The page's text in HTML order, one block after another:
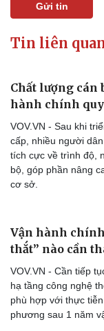
Gửi tin
Tin liên
Chất lượng
hành chính
VOV.VN - Sau khi
cấp, nhiều người
tích cực về trình độ,
bộ, góp phần nâng
cơ sở.
Vận hành
thắt” nào cần
VOV.VN - Cần tiếp
hạ tầng công nghệ
phù hợp với thực
phương sau 1 năm